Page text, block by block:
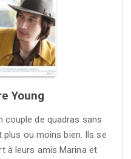
Young
de quadras sans
ou moins bien. Ils se
à leurs amis Marina et